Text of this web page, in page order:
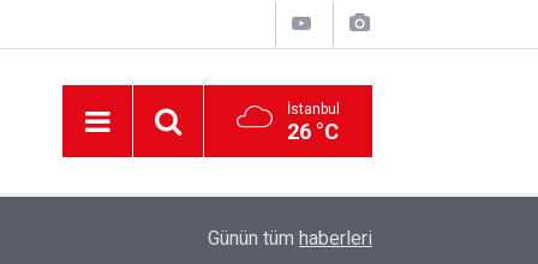
İstanbul
26 °C
İzmir 112’de Kan Donduran İddialar!
Günün tüm haberleri